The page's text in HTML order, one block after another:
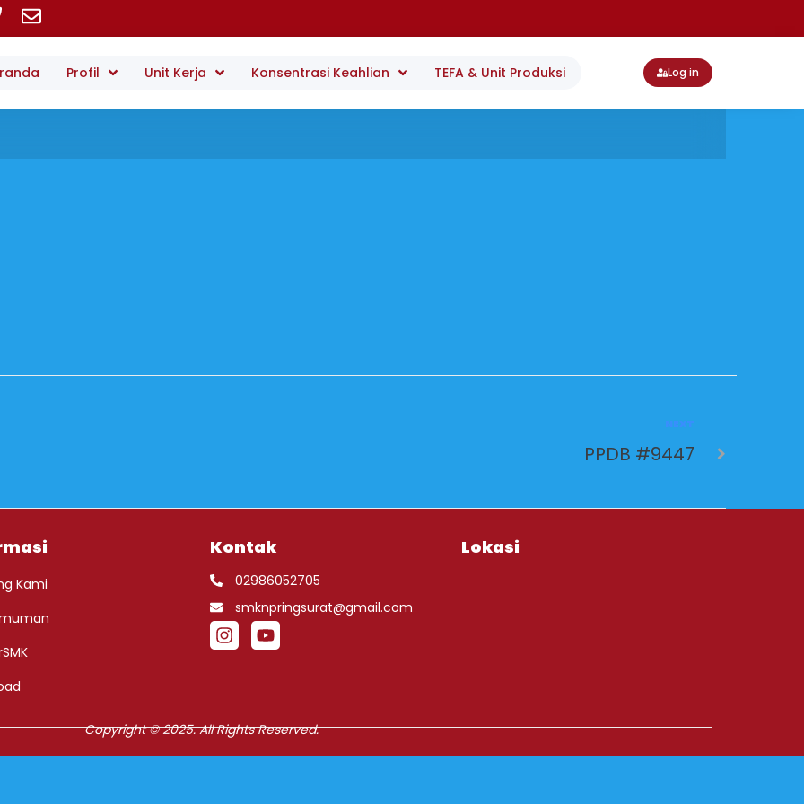
Profil Unit Kerja Konsentrasi Keahlian TEFA & Unit Produksi Log in
PPDB #9447
Kami
Kontak
02986052705
smknpringsurat@gmail.com
Lokasi
Copyright © 2025. All Rights Reserved.